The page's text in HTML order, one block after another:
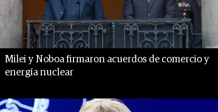
Milei y Noboa firmaron acuerdos de comercio y
energía nuclear